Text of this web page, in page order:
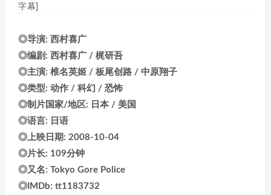
字幕]
◎导演: 西村喜广
◎编剧: 西村喜广 / 梶研吾
◎主演: 椎名英姬 / 板尾创路 / 中原翔子
◎类型: 动作 / 科幻 / 恐怖
◎制片国家/地区: 日本 / 美国
◎语言: 日语
◎上映日期: 2008-10-04
◎片长: 109分钟
◎又名: Tokyo Gore Police
◎IMDb: tt1183732